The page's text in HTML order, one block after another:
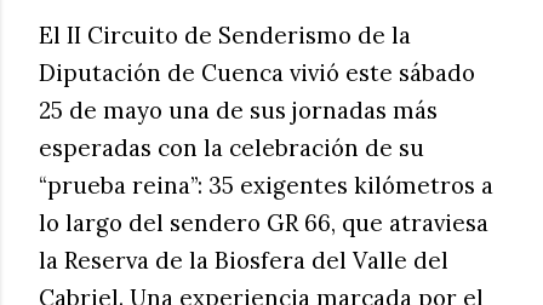
El II Circuito de Senderismo de la
Diputación de Cuenca vivió este sábado
25 de mayo una de sus jornadas más
esperadas con la celebración de su
“prueba reina”: 35 exigentes kilómetros a
lo largo del sendero GR 66, que atraviesa
la Reserva de la Biosfera del Valle del
Cabriel. Una experiencia marcada por el